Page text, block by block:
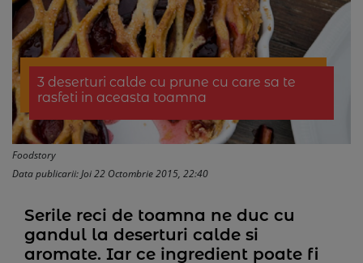
3 deserturi calde cu prune cu care sa te
rasfeti in aceasta toamna
Foodstory
Data publicarii: Joi 22 Octombrie 2015, 22:40
Serile reci de toamna ne duc cu
gandul la deserturi calde si
aromate. Iar ce ingredient poate fi